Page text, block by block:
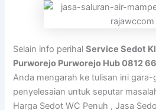
Selain info perihalService Sedot
Purworejo Purworejo Hub 0812
Anda mengarah ke tulisan ini gara-
penyelesaian untuk seputar
Harga Sedot WC Penuh , Jasa